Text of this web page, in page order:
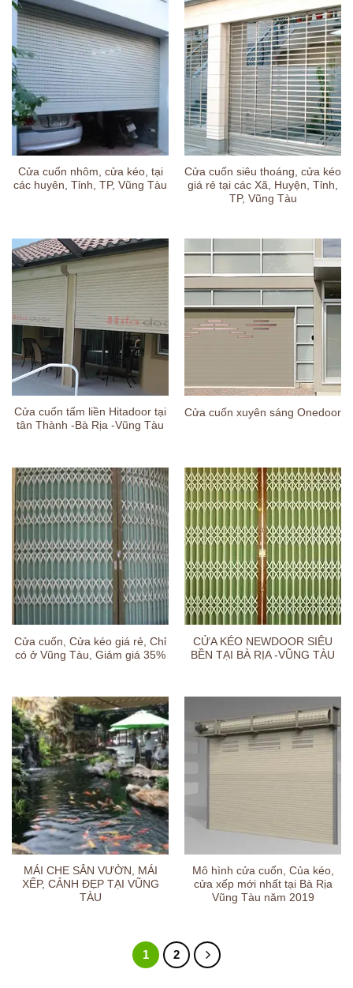
Cửa cuốn nhôm, cửa kéo, tại
các huyên, Tỉnh, TP, Vũng Tàu
Cửa cuốn siêu thoáng, cửa kéo
giá rẻ tại các Xã, Huyện, Tỉnh,
TP, Vũng Tàu
Cửa cuốn tấm liền Hitadoor tại
tân Thành -Bà Rịa -Vũng Tàu
Cửa cuốn xuyên sáng Onedoor
Cửa cuốn, Cửa kéo giá rẻ, Chỉ
có ở Vũng Tàu, Giảm giá 35%
CỬA KÉO NEWDOOR SIÊU
BỀN TẠI BÀ RỊA -VŨNG TÀU
MÁI CHE SÂN VƯỜN, MÁI
XẾP, CẢNH ĐẸP TẠI VŨNG
TÀU
Mô hình cửa cuốn, Của kéo,
cửa xếp mới nhất tại Bà Rịa
Vũng Tàu năm 2019
1 2